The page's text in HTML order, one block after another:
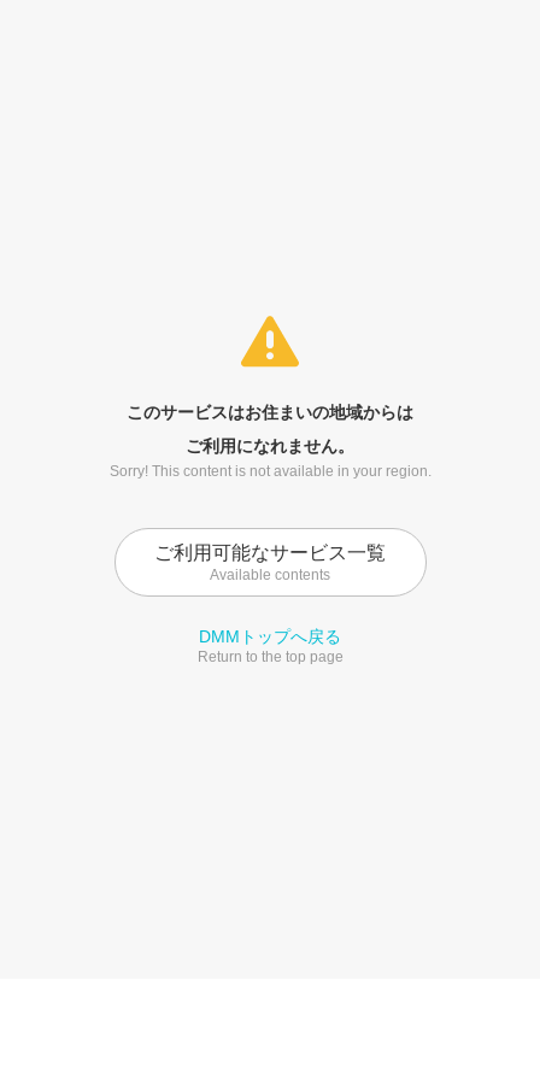
このサービスはお住まいの地域からは
ご利用になれません。
Sorry! This content is not available in your region.
ご利用可能なサービス一覧
Available contents
DMMトップへ戻る
Return to the top page